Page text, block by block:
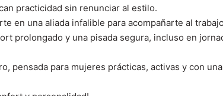
practicidad sin renunciar al estilo.
en una aliada infalible para acompañarte al
prolongado y una pisada segura, incluso en
pensada para mujeres prácticas, activas y con